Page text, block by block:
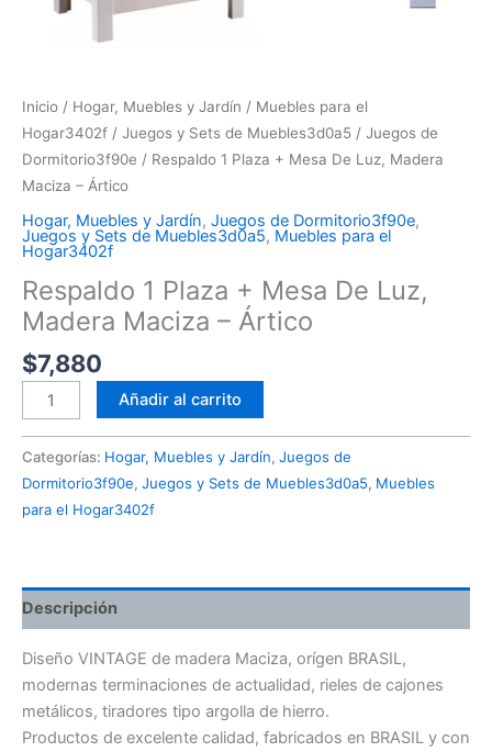
Inicio / Hogar, Muebles y Jardín / Muebles para el
Hogar3402f / Juegos y Sets de Muebles3d0a5 / Juegos de
Dormitorio3f90e / Respaldo 1 Plaza + Mesa De Luz, Madera
Maciza – Ártico
Hogar, Muebles y Jardín, Juegos de Dormitorio3f90e,
Juegos y Sets de Muebles3d0a5, Muebles para el
Hogar3402f
Respaldo 1 Plaza + Mesa De Luz,
Madera Maciza – Ártico
$7,880
Añadir al carrito
Categorías: Hogar, Muebles y Jardín, Juegos de
Dormitorio3f90e, Juegos y Sets de Muebles3d0a5, Muebles
para el Hogar3402f
Descripción
Diseño VINTAGE de madera Maciza, orígen BRASIL,
modernas terminaciones de actualidad, rieles de cajones
metálicos, tiradores tipo argolla de hierro.
Productos de excelente calidad, fabricados en BRASIL y con